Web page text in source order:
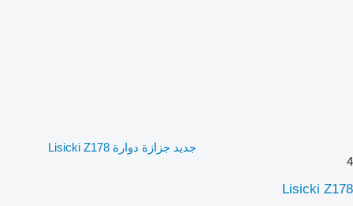
جديد جزازة دوارة Lisicki Z178
4
Lisicki Z178